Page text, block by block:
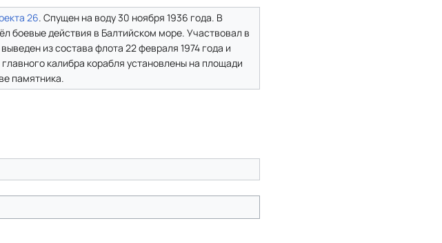
26. Спущен на воду 30 ноября 1936 года. В
боевые действия в Балтийском море. Участвовал в
из состава флота 22 февраля 1974 года и
калибра корабля установлены на площади
памятника.